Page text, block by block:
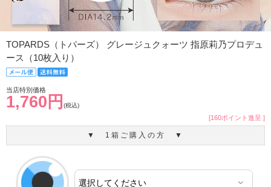
TOPARDS（トパーズ） グレージュクォーツ 指原莉乃プロデュ
ース（10枚入り）
当店特別価格
1,760円 (税込)
[160ポイント進呈 ]
▼ 1箱ご購入の方 ▼